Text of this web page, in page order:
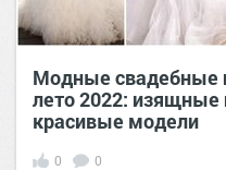
Модные свадебные
лето 2022: изящные
красивые модели
0 0